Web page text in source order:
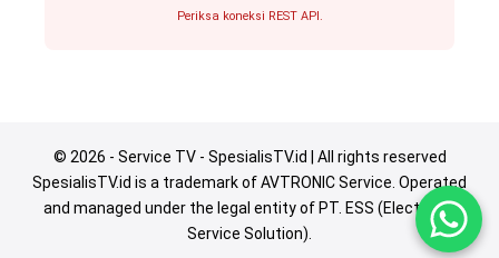
Periksa koneksi REST API.
© 2026 - Service TV - SpesialisTV.id | All rights reserved
SpesialisTV.id is a trademark of AVTRONIC Service. Operated
and managed under the legal entity of PT. ESS (Electronic
Service Solution).